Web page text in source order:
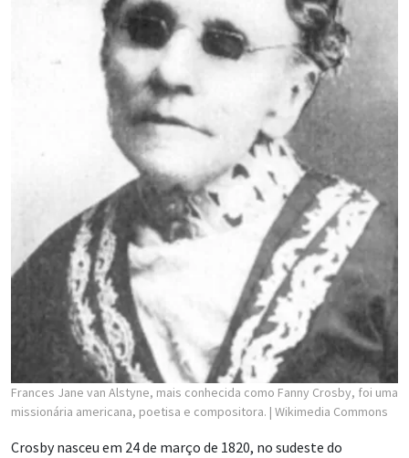
Frances Jane van Alstyne, mais conhecida como Fanny Crosby, foi uma
missionária americana, poetisa e compositora. | Wikimedia Commons
Crosby nasceu em 24 de março de 1820, no sudeste do